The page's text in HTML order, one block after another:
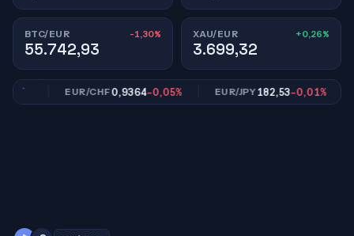
BTC/EUR -1,30%
55.742,93
XAU/EUR +0,26%
3.699,32
EUR/CHF0,9364-0,05% EUR/JPY182,53-0,01%